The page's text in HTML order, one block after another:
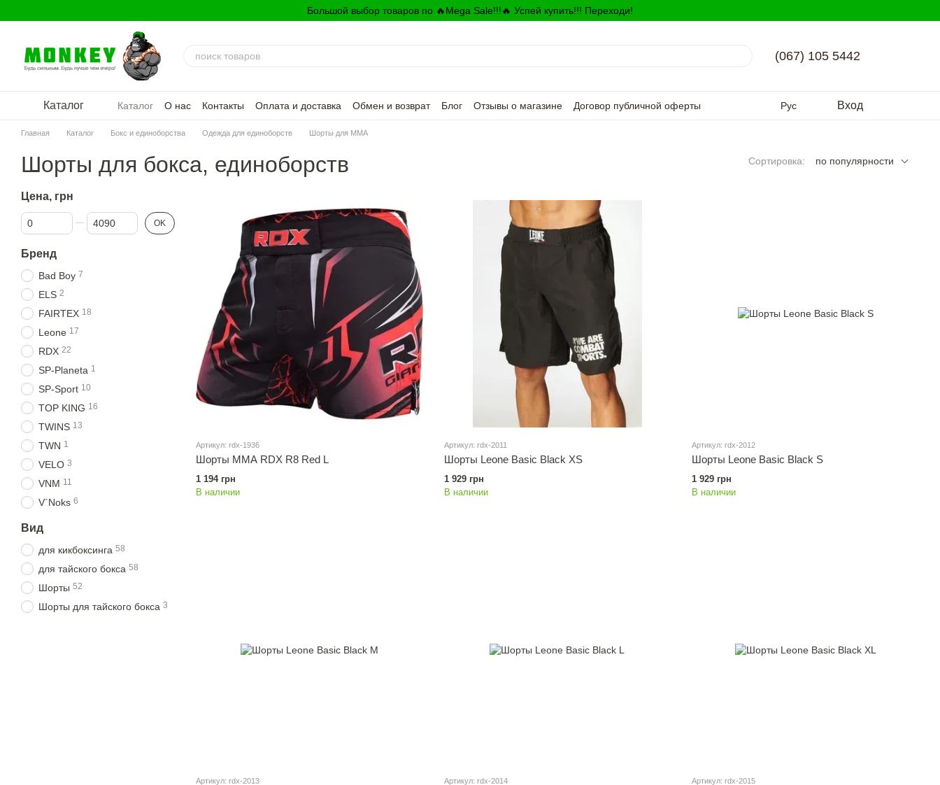
Большой выбор товаров по 🔥Mega Sale!!!🔥 Успей купить!!! Переходи!
(067) 105 5442
Каталог Каталог О нас Контакты Оплата и доставка Обмен и возврат Блог Отзывы о магазине
Договор публичной оферты
Рус Вход
Главная Каталог Бокс и единоборства Одежда для единоборств Шорты для MMA
Шорты для бокса, единоборств Сортировка: по популярности
Артикул: rdx-1936
Шорты MMA RDX R8 Red L
1 194 грн
В наличии
Артикул: rdx-2011
Шорты Leone Basic Black XS
1 929 грн
В наличии
Артикул: rdx-2012
Шорты Leone Basic Black S
1 929 грн
В наличии
Артикул: rdx-2013 Артикул: rdx-2014 Артикул: rdx-2015
Цена, грн
От Цена, грн
До Цена, грн OK
Бренд
Bad Boy 7
ELS 2
FAIRTEX 18
Leone 17
RDX 22
SP-Planeta 1
SP-Sport 10
TOP KING 16
TWINS 13
TWN 1
VELO 3
VNM 11
V`Noks 6
Вид
для кикбоксинга 58
для тайского бокса 58
Шорты 52
Шорты для тайского бокса 3